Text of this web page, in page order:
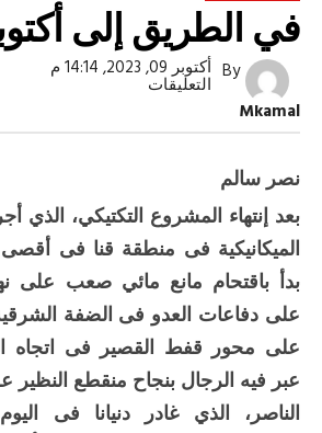
في الطريق إلى أكتوبر
By
Mkamal
أكتوبر 09, 2023, 14:14 م
التعليقاتعلى
إلى
نصر سالم
بعد إنتهاء المشروع التكتيكي، الذي
الميكانيكية فى منطقة قنا فى
بدأ باقتحام مانع مائي صعب على نهر
على دفاعات العدو فى الضفة
على محور قفط القصير فى اتجاه
عبر فيه الرجال بنجاح منقطع النظير
الناصر، الذي غادر دنيانا فى